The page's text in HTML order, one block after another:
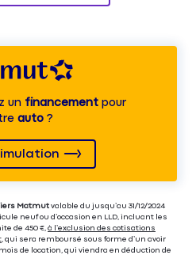
unfinancementpour
auto?
Matmut valable du jusqu’au 31/12/2024
neuf ou d’occasion en LLD, incluant les
de 450 €, à l’exclusion des cotisations
, qui sera remboursé sous forme d’un avoir
de location, qui viendra en déduction de